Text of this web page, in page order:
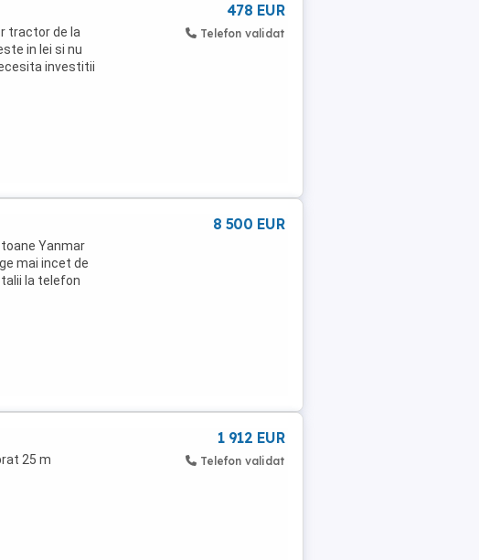
tractor de la
in lei si nu
investitii
478 EUR
Telefon validat
Yanmar
mai incet de
la telefon
8 500 EUR
25 m
1 912 EUR
Telefon validat